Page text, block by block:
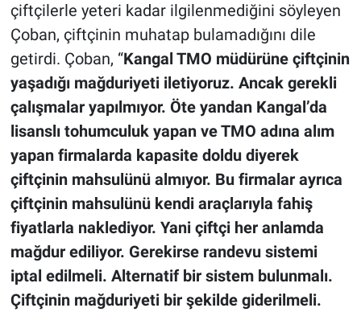
çiftçilerle yeteri kadar ilgilenmediğini söyleyen
Çoban, çiftçinin muhatap bulamadığını dile
getirdi. Çoban, “Kangal TMO müdürüne çiftçinin
yaşadığı mağduriyeti iletiyoruz. Ancak gerekli
çalışmalar yapılmıyor. Öte yandan Kangal’da
lisanslı tohumculuk yapan ve TMO adına alım
yapan firmalarda kapasite doldu diyerek
çiftçinin mahsulünü almıyor. Bu firmalar ayrıca
çiftçinin mahsulünü kendi araçlarıyla fahiş
fiyatlarla naklediyor. Yani çiftçi her anlamda
mağdur ediliyor. Gerekirse randevu sistemi
iptal edilmeli. Alternatif bir sistem bulunmalı.
Çiftçinin mağduriyeti bir şekilde giderilmeli.